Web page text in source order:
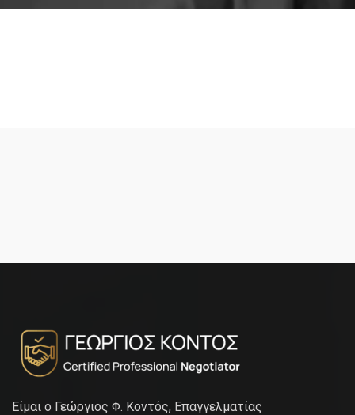
Είμαι ο Γεώργιος Φ. Κοντός, Επαγγελματίας